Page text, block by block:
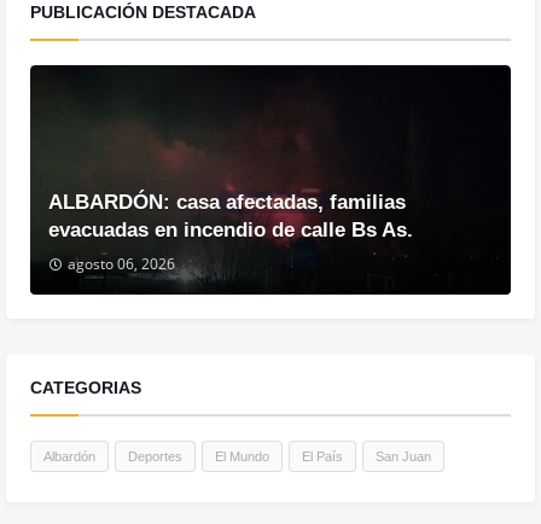
PUBLICACIÓN DESTACADA
ALBARDÓN: casa afectadas, familias
evacuadas en incendio de calle Bs As.
agosto 06, 2026
CATEGORIAS
Albardón Deportes El Mundo El País San Juan